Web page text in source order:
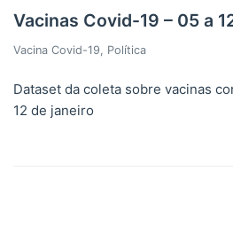
Vacinas Covid-19 – 05 a
Vacina Covid-19, Política
Dataset da coleta sobre vacinas
12 de janeiro